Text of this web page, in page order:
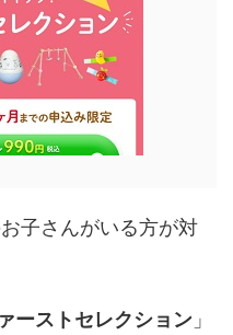
子さんがいる方が対
ーストセレクション 」